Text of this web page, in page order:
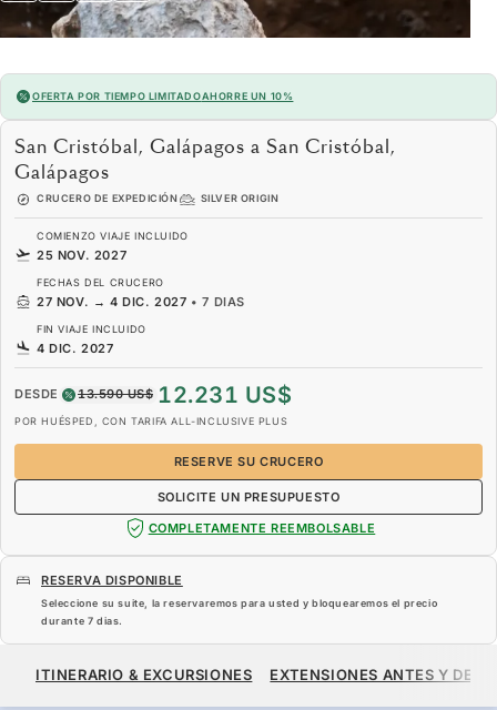
OFERTA POR TIEMPO LIMITADOAHORRE UN 10%
San Cristóbal, Galápagos a San Cristóbal,
Galápagos
CRUCERO DE EXPEDICIÓN SILVER ORIGIN
COMIENZO VIAJE INCLUIDO
25 NOV. 2027
FECHAS DEL CRUCERO
27 NOV. → 4 DIC. 2027 •7 DIAS
FIN VIAJE INCLUIDO
4 DIC. 2027
DESDE 13.590 US$ 12.231 US$
POR HUÉSPED, CON TARIFA ALL-INCLUSIVE PLUS
RESERVE SU CRUCERO
SOLICITE UN PRESUPUESTO
COMPLETAMENTE REEMBOLSABLE
RESERVA DISPONIBLE
Seleccione su suite, la reservaremos para usted y bloquearemos el precio
durante 7 dias.
12.231 US$
ITINERARIO & EXCURSIONES EXTENSIONES ANTES Y